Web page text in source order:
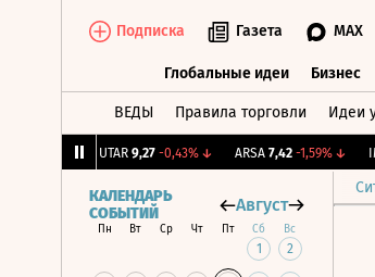
Подписка Газета MAX
Глобальные идеи Бизнес
ВЕДЫ Правила торговли Идеи
UTAR 9,27 -0,43%↓ ARSA 7,42 -1,59%↓
КАЛЕНДАРЬ
СОБЫТИЙ
Август
Пн Вт Ср Чт Пт Сб Вс
1 2